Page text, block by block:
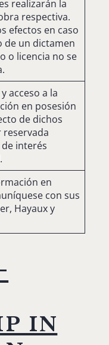
realizarán la
respectiva.
efectos en caso
de un dictamen
o licencia no se
acceso a la
en posesión
de dichos
reservada
interés
en
con sus
Hayaux y
in